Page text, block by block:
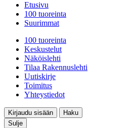
Etusivu
100 tuoreinta
Suurimmat
100 tuoreinta
Keskustelut
Näköislehti
Tilaa Rakennuslehti
Uutiskirje
Toimitus
Yhteystiedot
Kirjaudu sisään
Haku
Sulje